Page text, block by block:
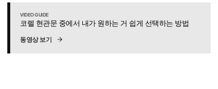
VIDEO GUIDE
코렐 현관문 중에서 내가 원하는 거 쉽게 선택하는 방법
동영상 보기